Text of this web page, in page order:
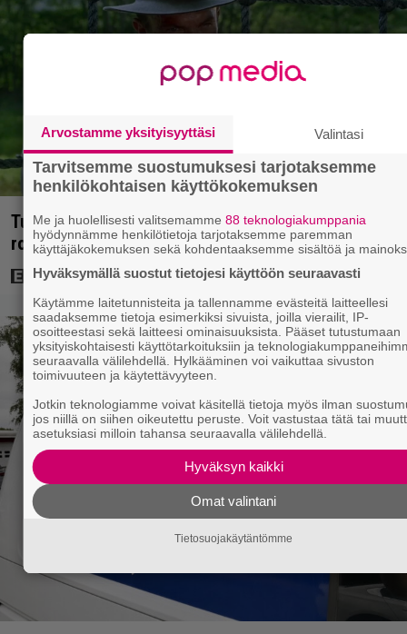
Tuleva videopelielokuva jäi Sam Neillin viimeiseksi
rooliksi
Arvostamme yksityisyyttäsi Valintasi
Tarvitsemme suostumuksesi tarjotaksemme
henkilökohtaisen käyttökokemuksen
Me ja huolellisesti valitsemamme 88 teknologiakumppania
hyödynnämme henkilötietoja tarjotaksemme paremman
käyttäjäkokemuksen sekä kohdentaaksemme sisältöä ja
Hyväksymällä suostut tietojesi käyttöön seuraavasti
Käytämme laitetunnisteita ja tallennamme evästeitä laitteellesi
saadaksemme tietoja esimerkiksi sivuista, joilla vierailit, IP-
osoitteestasi sekä laitteesi ominaisuuksista. Pääset tutustumaan
yksityiskohtaisesti käyttötarkoituksiin ja
seuraavalla välilehdellä. Hylkääminen voi vaikuttaa sivuston
toimivuuteen ja käytettävyyteen.
Jotkin teknologiamme voivat käsitellä tietoja myös ilman
jos niillä on siihen oikeutettu peruste. Voit vastustaa tätä tai
asetuksiasi milloin tahansa seuraavalla välilehdellä.
Hyväksyn kaikki
Omat valintani
Tietosuojakäytäntömme